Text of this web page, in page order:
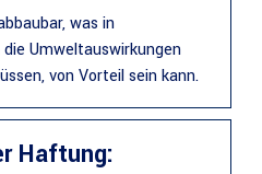
was in
Umweltauswirkungen
von Vorteil sein kann.
Haftung: